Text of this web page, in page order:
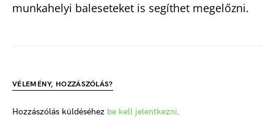
munkahelyi baleseteket is segíthet megelőzni.
VÉLEMÉNY, HOZZÁSZÓLÁS?
Hozzászólás küldéséhez be kell jelentkezni.